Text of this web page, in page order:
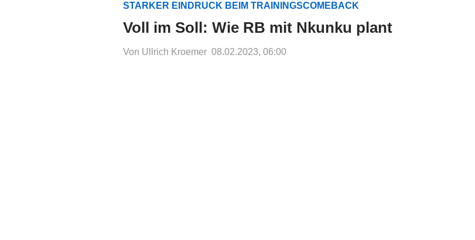
STARKER EINDRUCK BEIM TRAININGSCOMEBACK
Voll im Soll: Wie RB mit Nkunku plant
Von Ullrich Kroemer 08.02.2023, 06:00